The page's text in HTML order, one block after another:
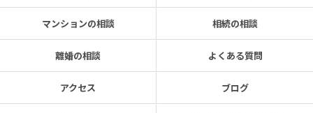
マンションの相談 相続の相談
離婚の相談 よくある質問
アクセス ブログ